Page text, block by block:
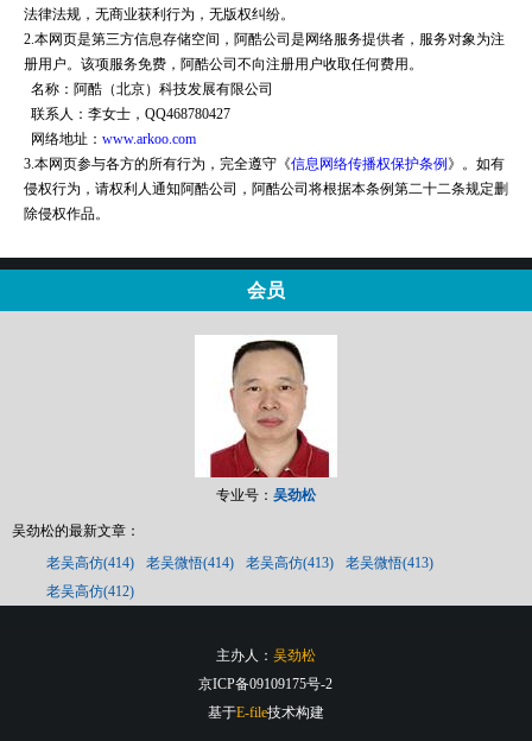
法律法规，无商业获利行为，无版权纠纷。
2.本网页是第三方信息存储空间，阿酷公司是网络服务提供者，服务对象为注
册用户。该项服务免费，阿酷公司不向注册用户收取任何费用。
名称：阿酷（北京）科技发展有限公司
联系人：李女士，QQ468780427
网络地址： www.arkoo.com
3.本网页参与各方的所有行为，完全遵守《信息网络传播权保护条例 》。如有
侵权行为，请权利人通知阿酷公司，阿酷公司将根据本条例第二十二条规定删
除侵权作品。
会员
专业号： 吴劲松
吴劲松的最新文章：
老吴高仿(414)
老吴微悟(414) 老吴高仿(413)
老吴微悟(413)
老吴高仿(412)
主办人： 吴劲松
京ICP备09109175号-2
基于E-file技术构建